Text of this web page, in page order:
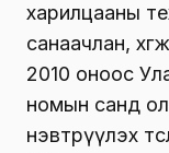
харилцааны
санаачлан,
2010 оноос
номын санд
нэвтрүүлэх